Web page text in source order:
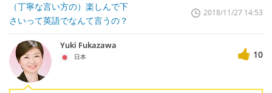
（丁寧な言い方の）楽しんで下
さいって英語でなんて言うの？
2018/11/27 14:53
Yuki Fukazawa
日本 10